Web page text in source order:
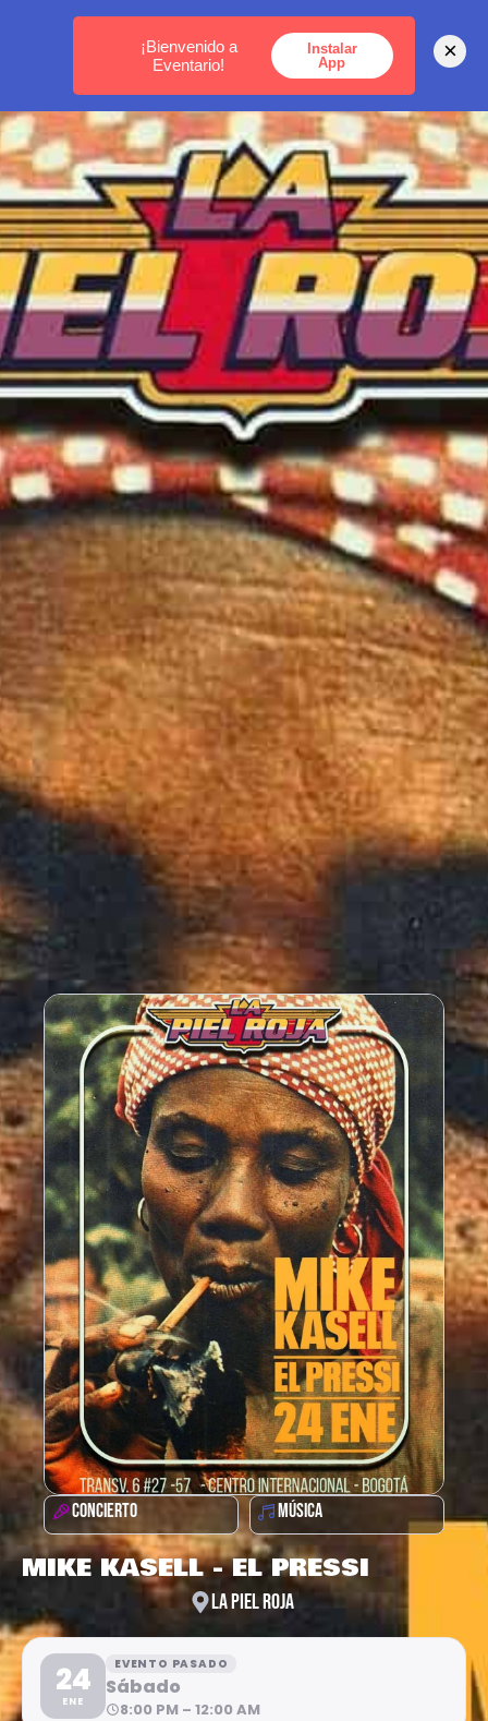
MEDELLÍN - BOGOTÁ - CARTAGENA
CONCIERTO MÚSICA
MIKE KASELL - EL PRESSI
LA PIEL ROJA
24
ENE
EVENTO PASADO
Sábado
8:00 PM – 12:00 AM
¡Bienvenido a
Eventario!
Instalar
App
×